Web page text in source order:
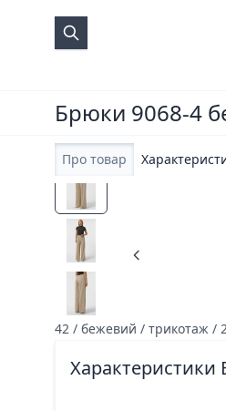
Брюки 9068-4
Про товар
42 / бежевий / трикотаж /